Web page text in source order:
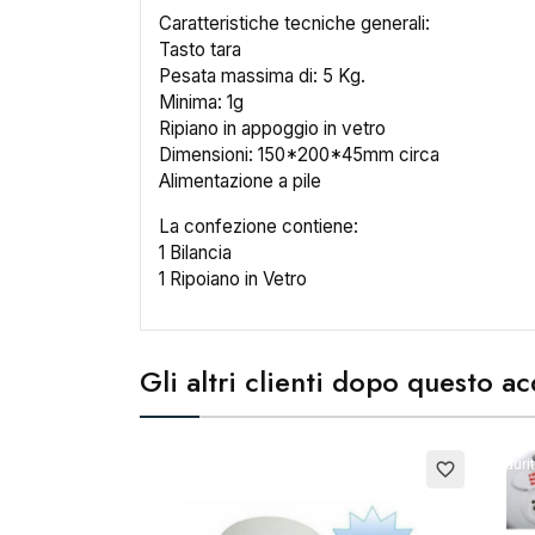
Caratteristiche tecniche generali:
Tasto tara
Pesata massima di: 5 Kg.
Minima: 1g
Ripiano in appoggio in vetro
Dimensioni: 150*200*45mm circa
Alimentazione a pile
La confezione contiene:
1 Bilancia
1 Ripoiano in Vetro
Gli altri clienti dopo questo
favorite_border